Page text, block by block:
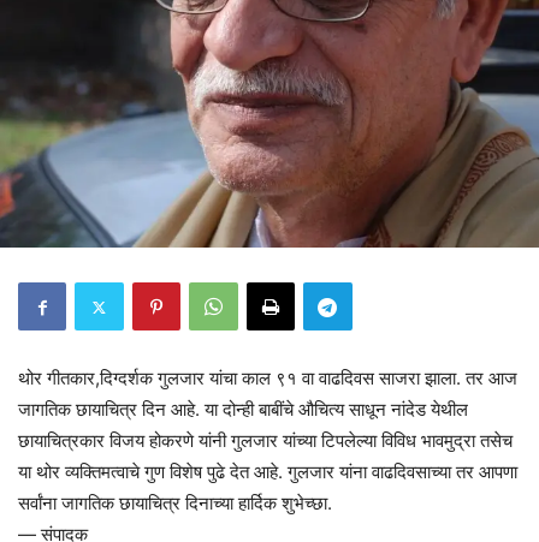
थोर गीतकार,दिग्दर्शक गुलजार यांचा काल ९१ वा वाढदिवस साजरा झाला. तर आज
जागतिक छायाचित्र दिन आहे. या दोन्ही बाबींचे औचित्य साधून नांदेड येथील
छायाचित्रकार विजय होकरणे यांनी गुलजार यांच्या टिपलेल्या विविध भावमुद्रा तसेच
या थोर व्यक्तिमत्वाचे गुण विशेष पुढे देत आहे. गुलजार यांना वाढदिवसाच्या तर आपणा
सर्वांना जागतिक छायाचित्र दिनाच्या हार्दिक शुभेच्छा.
— संपादक